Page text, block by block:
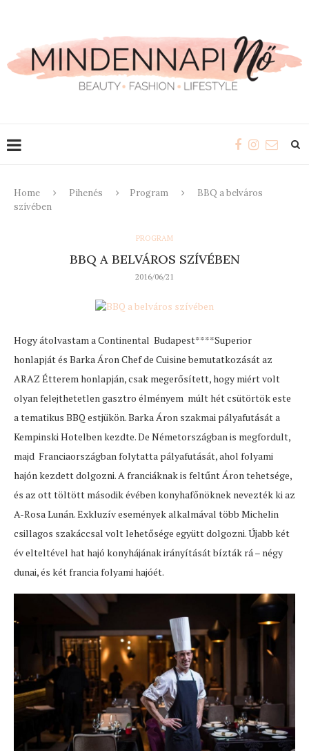
Home Pihenés Program
BBQ a belváros
szívében
PROGRAM
BBQ A BELVÁROS SZÍVÉBEN
2016/06/21
Hogy átolvastam a Continental Budapest****Superior
honlapját és Barka Áron Chef de Cuisine bemutatkozását az
ARAZ Étterem honlapján, csak megerősített, hogy miért volt
olyan felejthetetlen gasztro élményem múlt hét csütörtök este
a tematikus BBQ estjükön. Barka Áron szakmai pályafutását a
Kempinski Hotelben kezdte. De Németországban is megfordult,
majd Franciaországban folytatta pályafutását, ahol folyami
hajón kezdett dolgozni. A franciáknak is feltűnt Áron tehetsége,
és az ott töltött második évében konyhafőnöknek nevezték ki az
A-Rosa Lunán. Exkluzív események alkalmával több Michelin
csillagos szakáccsal volt lehetősége együtt dolgozni. Újabb két
év elteltével hat hajó konyhájának irányítását bízták rá – négy
dunai, és két francia folyami hajóét.